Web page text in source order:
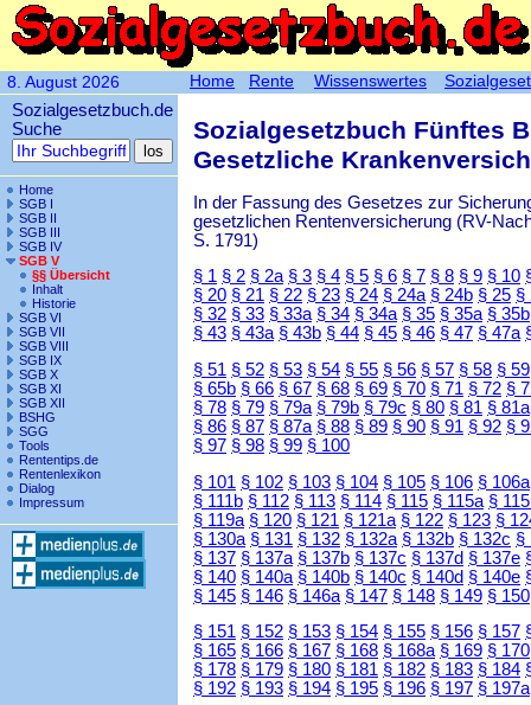
8. August 2026
Sozialgesetzbuch.de
Suche
Home
SGB I
SGB II
SGB III
SGB IV
SGB V
§§ Übersicht
Inhalt
Historie
SGB VI
SGB VII
SGB VIII
SGB IX
SGB X
SGB XI
SGB XII
BSHG
SGG
Tools
Rententips.de
Rentenlexikon
Dialog
Impressum
Sozialgesetzbuch Fünftes
Gesetzliche
In der Fassung des Gesetzes zur
gesetzlichen Rentenversicherung (RV-
S. 1791)
§ 1 § 2 § 2a § 3 § 4 § 5 § 6 § 7 § 8 § 9 § 10
§ 20 § 21 § 22 § 23 § 24 § 24a § 24b § 25 §
§ 32 § 33 § 33a § 34 § 34a § 35 § 35a § 35b
§ 43 § 43a § 43b § 44 § 45 § 46 § 47 § 47a
§ 51 § 52 § 53 § 54 § 55 § 56 § 57 § 58 § 59
§ 65b § 66 § 67 § 68 § 69 § 70 § 71 § 72 §
§ 78 § 79 § 79a § 79b § 79c § 80 § 81 § 81a
§ 86 § 87 § 87a § 88 § 89 § 90 § 91 § 92 §
§ 97 § 98 § 99 § 100
§ 101 § 102 § 103 § 104 § 105 § 106 § 106a
§ 111b § 112 § 113 § 114 § 115 § 115a §
§ 119a § 120 § 121 § 121a § 122 § 123 §
§ 130a § 131 § 132 § 132a § 132b § 132c §
§ 137 § 137a § 137b § 137c § 137d § 137e
§ 140 § 140a § 140b § 140c § 140d § 140e
§ 145 § 146 § 146a § 147 § 148 § 149 § 150
§ 151 § 152 § 153 § 154 § 155 § 156 § 157
§ 165 § 166 § 167 § 168 § 168a § 169 § 170
§ 178 § 179 § 180 § 181 § 182 § 183 § 184
§ 192 § 193 § 194 § 195 § 196 § 197 § 197a
Home Rente Wissenswertes